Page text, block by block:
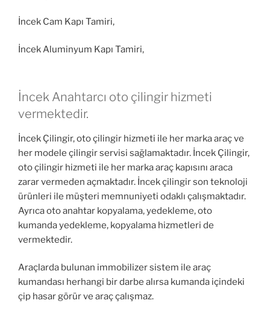
İncek Cam Kapı Tamiri,
İncek Aluminyum Kapı Tamiri,
İncek Anahtarcı oto çilingir hizmeti
vermektedir.
İncek Çilingir, oto çilingir hizmeti ile her marka araç ve
her modele çilingir servisi sağlamaktadır. İncek Çilingir,
oto çilingir hizmeti ile her marka araç kapısını araca
zarar vermeden açmaktadır. İncek çilingir son teknoloji
ürünleri ile müşteri memnuniyeti odaklı çalışmaktadır.
Ayrıca oto anahtar kopyalama, yedekleme, oto
kumanda yedekleme, kopyalama hizmetleri de
vermektedir.
Araçlarda bulunan immobilizer sistem ile araç
kumandası herhangi bir darbe alırsa kumanda içindeki
çip hasar görür ve araç çalışmaz.